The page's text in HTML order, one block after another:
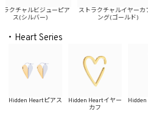
チャルビジューピア
ス(シルバー)
ストラクチャルイヤーカフ
ング(ゴールド)
・Heart Series
Hidden Heartピアス
Hidden Heartイヤー
カフ